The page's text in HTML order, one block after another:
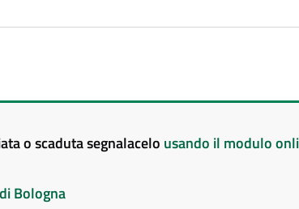
o scaduta segnalacelo usando il modulo
Bologna